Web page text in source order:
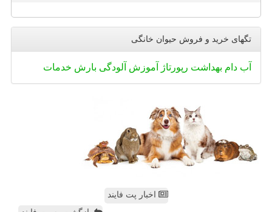
تگهای خرید و فروش حیوان خانگی
آب دام بهداشت رپورتاژ آموزش آلودگی بارش خدمات
اخبار پت فایند